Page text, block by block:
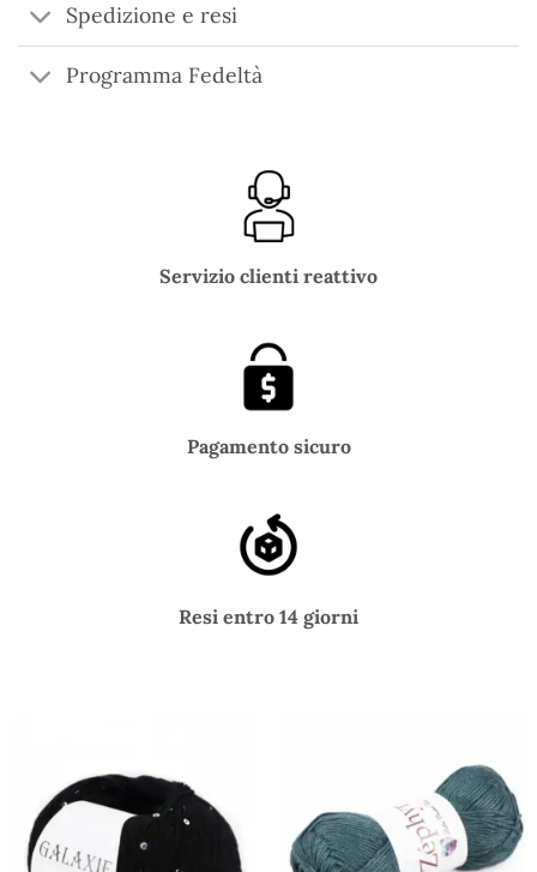
Spedizione e resi
Programma Fedeltà
Servizio clienti reattivo
Pagamento sicuro
Resi entro 14 giorni